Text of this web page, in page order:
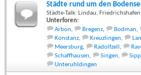
Städte rund um den
Städte-Talk: Lindau,
Unterforen:
Arbon, Bregenz, Bodman,
Konstanz, Kreuzlingen,
Meersburg, Radolfzell ,
Schaffhausen, Singen,
Unteruhldingen